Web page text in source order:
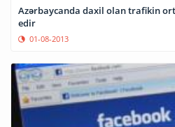
Azərbaycanda daxil olan trafikin
edir
01-08-2013